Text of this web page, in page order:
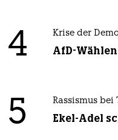
4 Krise der
AfD-
5 Rassismus
Ekel-Adel